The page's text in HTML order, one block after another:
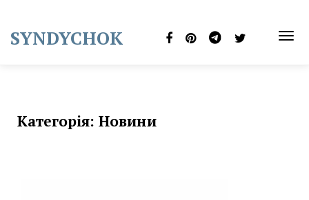
content
SYNDYCHOK
Категорія: Новини